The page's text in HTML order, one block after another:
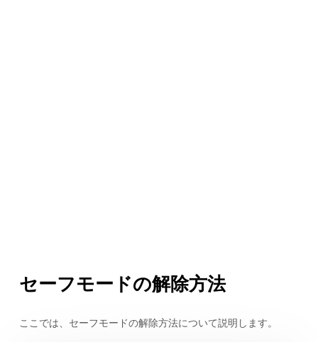
セーフモードの解除方法
ここでは、セーフモードの解除方法について説明します。